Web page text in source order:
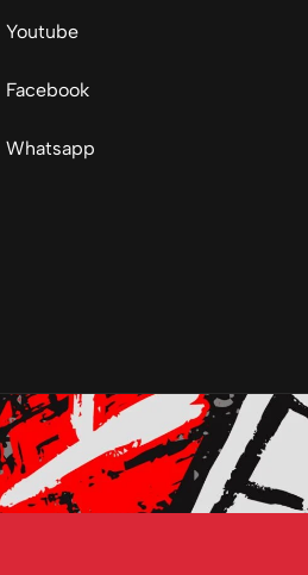
Youtube
Facebook
Whatsapp